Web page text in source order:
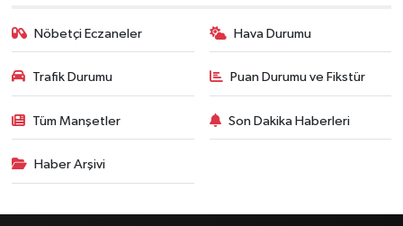
Nöbetçi Eczaneler Hava Durumu
Trafik Durumu Puan Durumu ve Fikstür
Tüm Manşetler Son Dakika Haberleri
Haber Arşivi